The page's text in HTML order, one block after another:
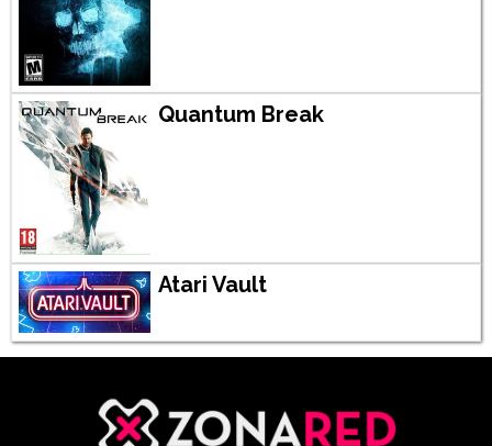
Quantum Break
Atari Vault